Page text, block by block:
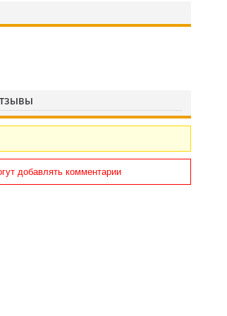
добавлять комментарии